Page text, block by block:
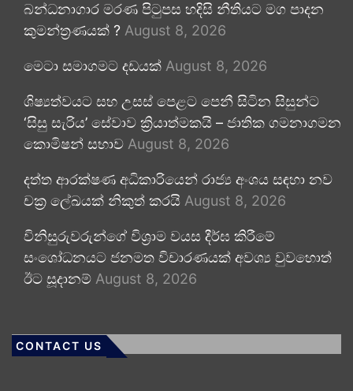
බන්ධනාගාර මරණ පිටුපස හදිසි නීතියට මග පාදන
කුමන්ත්‍රණයක් ? August 8, 2026
මෙටා සමාගමට දඩයක් August 8, 2026
ශිෂ්‍යත්වයට සහ උසස් පෙළට පෙනී සිටින සිසුන්ට
‘සිසු සැරිය’ සේවාව ක්‍රියාත්මකයි – ජාතික ගමනාගමන
කොමිෂන් සභාව August 8, 2026
දත්ත ආරක්ෂණ අධිකාරියෙන් රාජ්‍ය අංශය සඳහා නව
චක්‍ර ලේඛයක් නිකුත් කරයි August 8, 2026
විනිසුරුවරුන්ගේ විශ්‍රාම වයස දීර්ඝ කිරීමේ
සංශෝධනයට ජනමත විචාරණයක් අවශ්‍ය වුවහොත්
ඊට සූදානම් August 8, 2026
CONTACT US